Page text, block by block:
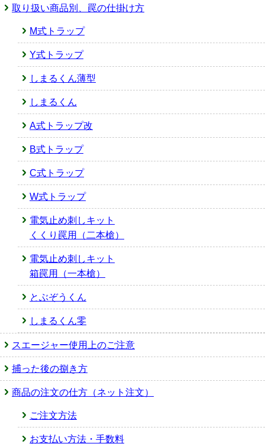
取り扱い商品別、罠の仕掛け方
M式トラップ
Y式トラップ
しまるくん薄型
しまるくん
A式トラップ改
B式トラップ
C式トラップ
W式トラップ
電気止め刺しキット
くくり罠用（二本槍）
電気止め刺しキット
箱罠用（一本槍）
とぶぞうくん
しまるくん零
スエージャー使用上のご注意
捕った後の捌き方
商品の注文の仕方（ネット注文）
ご注文方法
お支払い方法・手数料